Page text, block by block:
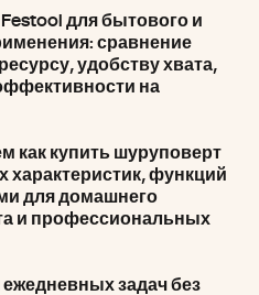
для бытового и
сравнение
удобству хвата,
на
как купить шуруповерт
характеристик, функций
для домашнего
и профессиональных
задач без